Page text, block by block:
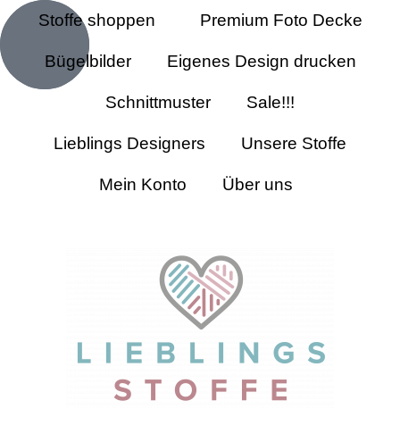
Stoffe shoppen Premium Foto Decke
Bügelbilder Eigenes Design drucken
Schnittmuster Sale!!!
Lieblings Designers Unsere Stoffe
Mein Konto Über uns